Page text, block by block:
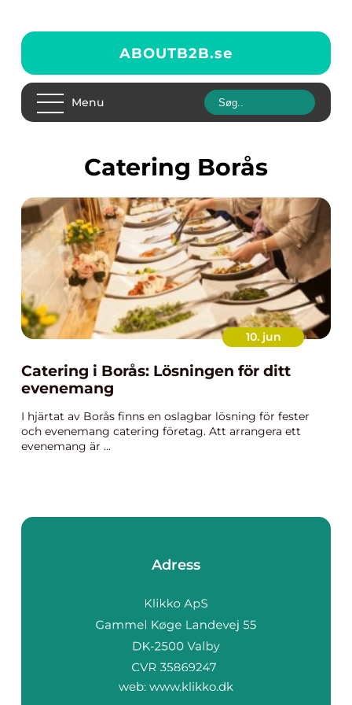
ABOUTB2B.se
Menu
Catering Borås
10. jun
Catering i Borås: Lösningen för ditt
evenemang
I hjärtat av Borås finns en oslagbar lösning för fester
och evenemang catering företag. Att arrangera ett
evenemang är ...
Adress
web: www.klikko.dk